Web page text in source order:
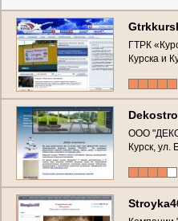
ГТРК
Курска и
ООО
Курск,